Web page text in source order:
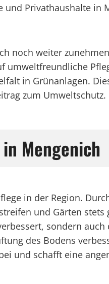
Privathaushalte in
noch weiter
in Grünanlagen.
zum Umweltschutz.
Mengenich
in der Region.
und Gärten
sondern
des Bodens
und schafft eine